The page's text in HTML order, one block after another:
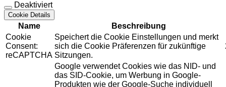
Deaktiviert
Cookie Details
Name
Beschreibung
Cookie
Consent:
reCAPTCHA
Speichert die Cookie Einstellungen und merkt
sich die Cookie Präferenzen für zukünftige
Sitzungen.
Google verwendet Cookies wie das NID- und
das SID-Cookie, um Werbung in Google-
Produkten wie der Google-Suche individuell